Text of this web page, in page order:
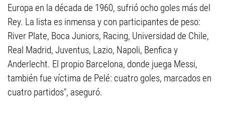
Europa en la década de 1960, sufrió ocho goles más del
Rey. La lista es inmensa y con participantes de peso:
River Plate, Boca Juniors, Racing, Universidad de Chile,
Real Madrid, Juventus, Lazio, Napoli, Benfica y
Anderlecht. El propio Barcelona, donde juega Messi,
también fue víctima de Pelé: cuatro goles, marcados en
cuatro partidos", aseguró.